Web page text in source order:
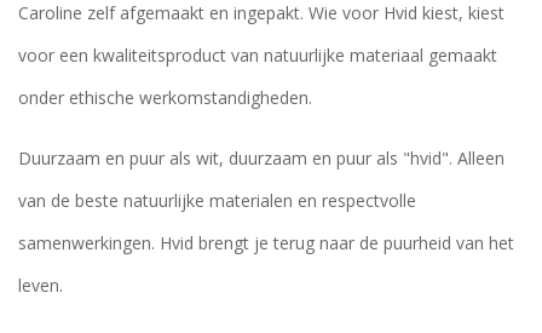
Caroline zelf afgemaakt en ingepakt. Wie voor Hvid kiest, kiest
voor een kwaliteitsproduct van natuurlijke materiaal gemaakt
onder ethische werkomstandigheden.
Duurzaam en puur als wit, duurzaam en puur als "hvid". Alleen
van de beste natuurlijke materialen en respectvolle
samenwerkingen. Hvid brengt je terug naar de puurheid van het
leven.